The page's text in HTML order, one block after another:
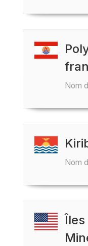
Nom
Nom
Îles